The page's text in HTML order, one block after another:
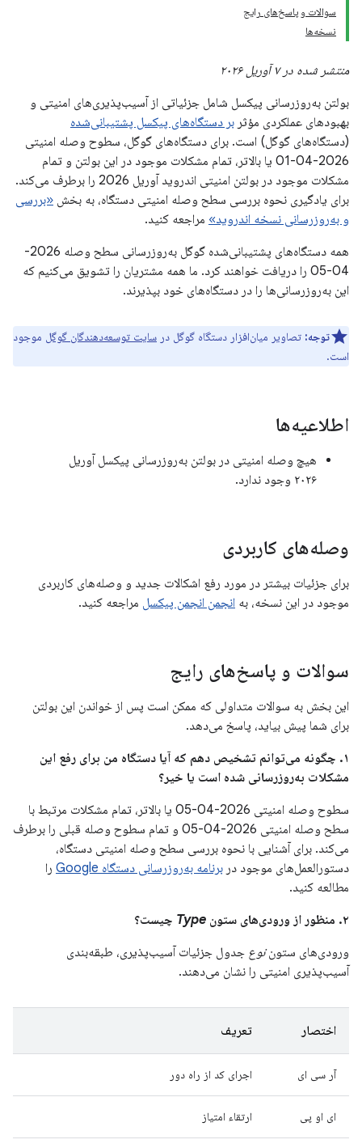
سوالات و پاسخ‌های رایج
نسخه‌ها
منتشر شده در ۷ آوریل ۲۰۲۶
بولتن به‌روزرسانی پیکسل شامل جزئیاتی از آسیب‌پذیری‌های امنیتی و
بهبودهای عملکردی مؤثر بر دستگاه‌های پیکسل پشتیبانی‌شده
(دستگاه‌های گوگل) است. برای دستگاه‌های گوگل، سطوح وصله امنیتی
2026-04-01 یا بالاتر، تمام مشکلات موجود در این بولتن و تمام
مشکلات موجود در بولتن امنیتی اندروید آوریل 2026 را برطرف می‌کند.
برای یادگیری نحوه بررسی سطح وصله امنیتی دستگاه، به بخش «بررسی
و به‌روزرسانی نسخه اندروید» مراجعه کنید.
همه دستگاه‌های پشتیبانی‌شده گوگل به‌روزرسانی سطح وصله 2026-
04-05 را دریافت خواهند کرد. ما همه مشتریان را تشویق می‌کنیم که
این به‌روزرسانی‌ها را در دستگاه‌های خود بپذیرند.
توجه: تصاویر میان‌افزار دستگاه گوگل در سایت توسعه‌دهندگان گوگل موجود
است.
اطلاعیه‌ها
هیچ وصله امنیتی در بولتن به‌روزرسانی پیکسل آوریل
۲۰۲۶ وجود ندارد.
وصله‌های کاربردی
برای جزئیات بیشتر در مورد رفع اشکالات جدید و وصله‌های کاربردی
موجود در این نسخه، به انجمن انجمن پیکسل مراجعه کنید.
سوالات و پاسخ‌های رایج
این بخش به سوالات متداولی که ممکن است پس از خواندن این بولتن
برای شما پیش بیاید، پاسخ می‌دهد.
۱. چگونه می‌توانم تشخیص دهم که آیا دستگاه من برای رفع این
مشکلات به‌روزرسانی شده است یا خیر؟
سطوح وصله امنیتی 2026-04-05 یا بالاتر، تمام مشکلات مرتبط با
سطح وصله امنیتی 2026-04-05 و تمام سطوح وصله قبلی را برطرف
می‌کند. برای آشنایی با نحوه بررسی سطح وصله امنیتی دستگاه،
دستورالعمل‌های موجود در برنامه به‌روزرسانی دستگاه Google
را
مطالعه کنید.
۲. منظور از ورودی‌های ستون
Type چیست؟
ورودی‌های ستوننوع جدول جزئیات آسیب‌پذیری، طبقه‌بندی
آسیب‌پذیری امنیتی را نشان می‌دهند.
اختصار تعریف
آر سی ای اجرای کد از راه دور
ای او پی ارتقاء امتیاز